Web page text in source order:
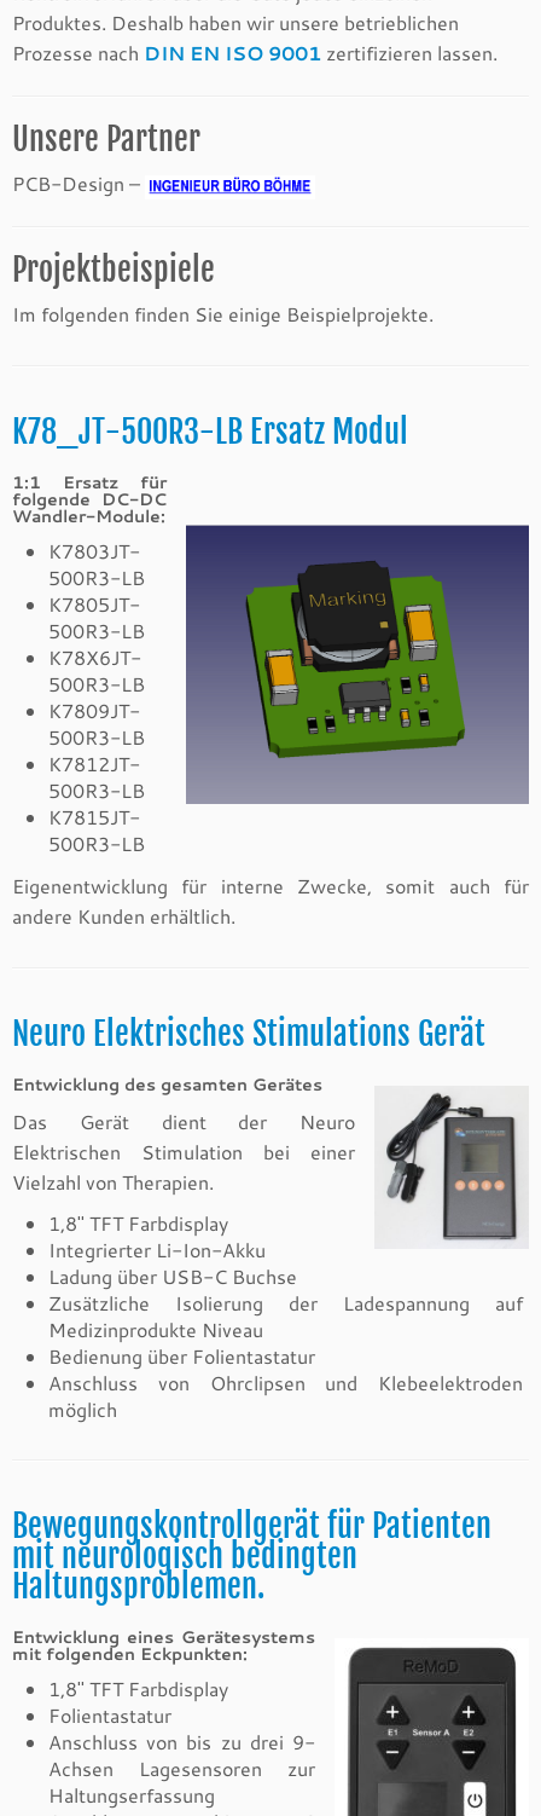
Produktes. Deshalb haben wir unsere betrieblichen
Prozesse nach DIN EN ISO 9001 zertifizieren lassen.
Unsere Partner
PCB-Design –
Projektbeispiele
Im folgenden finden Sie einige Beispielprojekte.
K78_JT-500R3-LB Ersatz Modul
1:1 Ersatz für
folgende DC-DC
Wandler-Module:
K7803JT-
500R3-LB
K7805JT-
500R3-LB
K78X6JT-
500R3-LB
K7809JT-
500R3-LB
K7812JT-
500R3-LB
K7815JT-
500R3-LB
Eigenentwicklung für interne Zwecke, somit auch für
andere Kunden erhältlich.
Neuro Elektrisches Stimulations Gerät
Entwicklung des gesamten Gerätes
Das Gerät dient der Neuro
Elektrischen Stimulation bei einer
Vielzahl von Therapien.
1,8″ TFT Farbdisplay
Integrierter Li-Ion-Akku
Ladung über USB-C Buchse
Zusätzliche Isolierung der Ladespannung auf
Medizinprodukte Niveau
Bedienung über Folientastatur
Anschluss von Ohrclipsen und Klebeelektroden
möglich
Bewegungskontrollgerät für Patienten
mit neurologisch bedingten
Haltungsproblemen.
Entwicklung eines Gerätesystems
mit folgenden Eckpunkten:
1,8″ TFT Farbdisplay
Folientastatur
Anschluss von bis zu drei 9-
Achsen Lagesensoren zur
Haltungserfassung